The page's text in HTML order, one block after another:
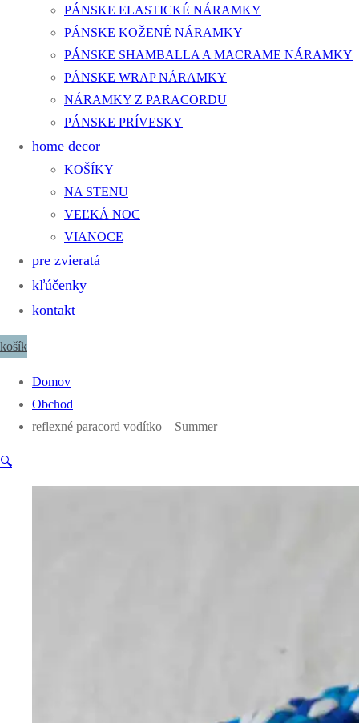
PÁNSKE ELASTICKÉ NÁRAMKY
PÁNSKE KOŽENÉ NÁRAMKY
PÁNSKE SHAMBALLA A MACRAME NÁRAMKY
PÁNSKE WRAP NÁRAMKY
NÁRAMKY Z PARACORDU
PÁNSKE PRÍVESKY
home decor
KOŠÍKY
NA STENU
VEĽKÁ NOC
VIANOCE
pre zvieratá
kľúčenky
kontakt
košík
Domov
Obchod
reflexné paracord vodítko – Summer
🔍